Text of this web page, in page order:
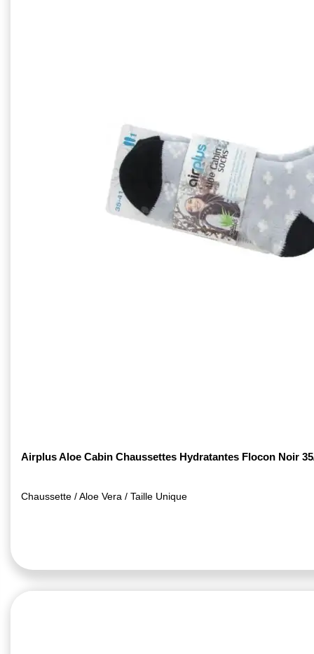
Airplus Aloe Cabin Chaussettes Hydratantes Flocon Noir
Chaussette / Aloe Vera / Taille Unique